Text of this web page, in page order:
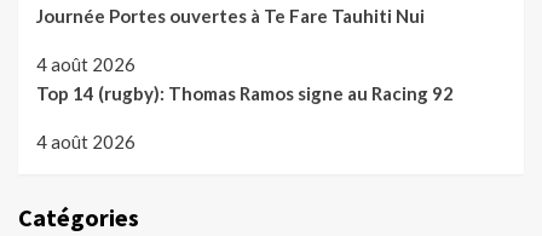
Journée Portes ouvertes à Te Fare Tauhiti Nui
4 août 2026
Top 14 (rugby): Thomas Ramos signe au Racing 92
4 août 2026
Catégories